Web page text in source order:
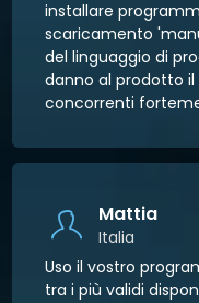
installare
scaricamento
del linguaggio di
danno al prodotto
concorrenti
Mattia
Italia
Uso il vostro
tra i più validi